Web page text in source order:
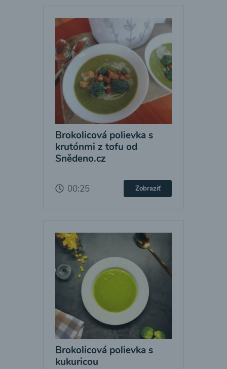
Brokolicová polievka s
krutónmi z tofu od
Snědeno.cz
00:25 Zobraziť
Brokolicová polievka s
kukuricou